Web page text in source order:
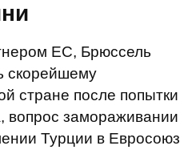
ЕС, Брюссель
скорейшему
стране после попытки
вопрос замораживании
Турции в Евросоюз